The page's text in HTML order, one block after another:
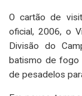
O cartão de
oficial, 2006, o
Divisão do
batismo de fogo
de pesadelos